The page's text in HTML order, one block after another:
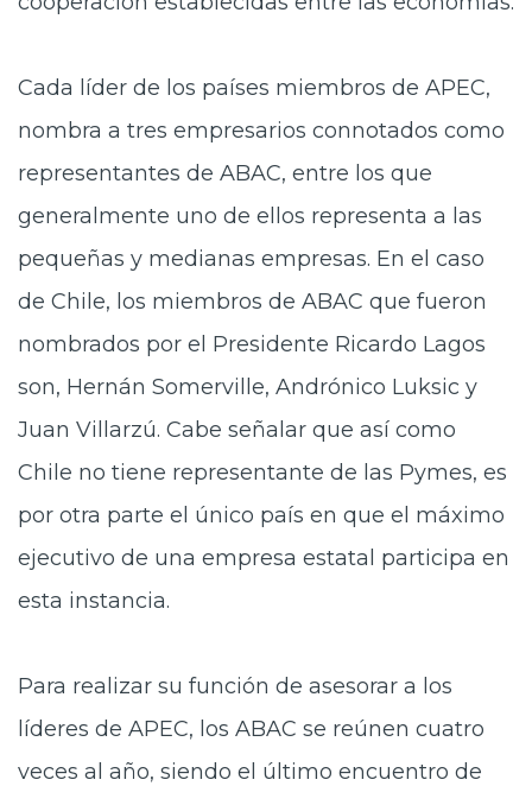
Cada líder de los países miembros de APEC,
nombra a tres empresarios connotados como
representantes de ABAC, entre los que
generalmente uno de ellos representa a las
pequeñas y medianas empresas. En el caso
de Chile, los miembros de ABAC que fueron
nombrados por el Presidente Ricardo Lagos
son, Hernán Somerville, Andrónico Luksic y
Juan Villarzú. Cabe señalar que así como
Chile no tiene representante de las Pymes, es
por otra parte el único país en que el máximo
ejecutivo de una empresa estatal participa en
esta instancia.
Para realizar su función de asesorar a los
líderes de APEC, los ABAC se reúnen cuatro
veces al año, siendo el último encuentro de